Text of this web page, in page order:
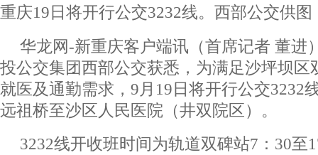
重庆19日将开行公交3232线。西部公交供图
华龙网-新重庆客户端讯（首席记者 董进
投公交集团西部公交获悉，为满足沙坪坝区
就医及通勤需求，9月19日将开行公交3232
远祖桥至沙区人民医院（井双院区）。
3232线开收班时间为轨道双碑站7：30至